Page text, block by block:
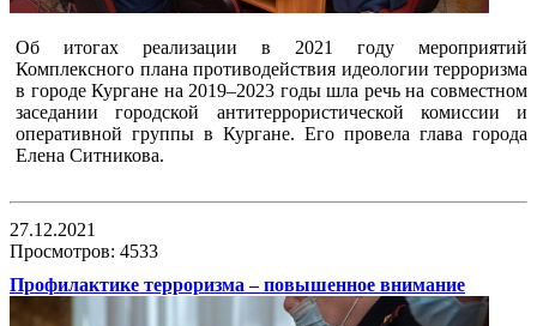
Об итогах реализации в 2021 году мероприятий
Комплексного плана противодействия идеологии терроризма
в городе Кургане на 2019–2023 годы шла речь на совместном
заседании городской антитеррористической комиссии и
оперативной группы в Кургане. Его провела глава города
Елена Ситникова.
27.12.2021
Просмотров: 4533
Профилактике терроризма – повышенное внимание